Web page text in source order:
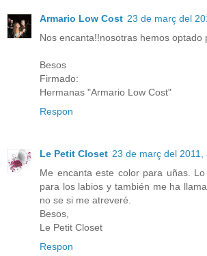
Armario Low Cost 23 de març del
Nos encanta!!nosotras hemos optado
Besos
Firmado:
Hermanas "Armario Low Cost"
Respon
Le Petit Closet 23 de març del 2011,
Me encanta este color para uñas.
para los labios y también me ha
no se si me atreveré.
Besos,
Le Petit Closet
Respon